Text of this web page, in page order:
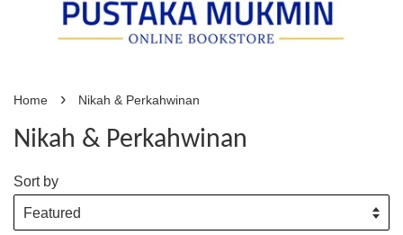
Home › Nikah & Perkahwinan
Nikah & Perkahwinan
Sort by